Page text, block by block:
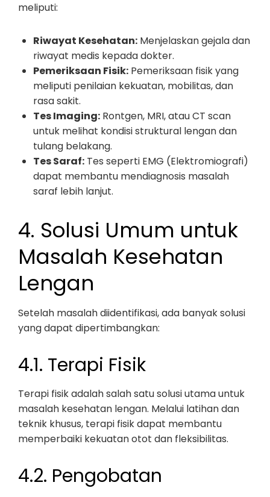
meliputi:
Riwayat Kesehatan: Menjelaskan gejala dan
riwayat medis kepada dokter.
Pemeriksaan Fisik: Pemeriksaan fisik yang
meliputi penilaian kekuatan, mobilitas, dan
rasa sakit.
Tes Imaging: Rontgen, MRI, atau CT scan
untuk melihat kondisi struktural lengan dan
tulang belakang.
Tes Saraf: Tes seperti EMG (Elektromiografi)
dapat membantu mendiagnosis masalah
saraf lebih lanjut.
4. Solusi Umum untuk
Masalah Kesehatan
Lengan
Setelah masalah diidentifikasi, ada banyak solusi
yang dapat dipertimbangkan:
4.1. Terapi Fisik
Terapi fisik adalah salah satu solusi utama untuk
masalah kesehatan lengan. Melalui latihan dan
teknik khusus, terapi fisik dapat membantu
memperbaiki kekuatan otot dan fleksibilitas.
4.2. Pengobatan